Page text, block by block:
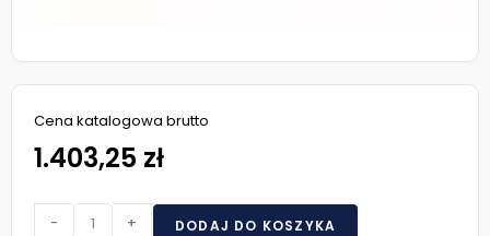
Cena katalogowa brutto
1.403,25 zł
- + DODAJ DO KOSZYKA